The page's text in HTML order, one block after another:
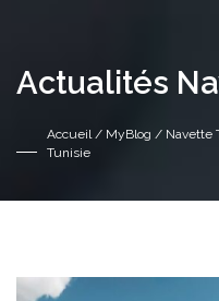
Actualités
Accueil/ MyBlog / Navette
Tunisie